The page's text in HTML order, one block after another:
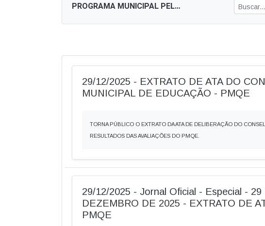
PROGRAMA MUNICIPAL PELA QUALIDADE DA EDUCAÇÃO (PMQE)
29/12/2025 - EXTRATO DE ATA DO
MUNICIPAL DE EDUCAÇÃO - PMQE
TORNA PÚBLICO O EXTRATO DA ATA DE DELIBERAÇÃO DO
RESULTADOS DAS AVALIAÇÕES DO PMQE.
29/12/2025 - Jornal Oficial - Especial - 29
DEZEMBRO DE 2025 - EXTRATO DE
PMQE